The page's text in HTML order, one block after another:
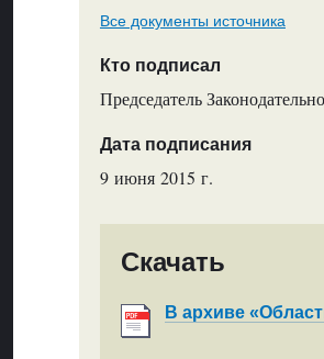
Все документы источника
Кто подписал
Председатель
Дата подписания
9 июня 2015 г.
Скачать
В архиве